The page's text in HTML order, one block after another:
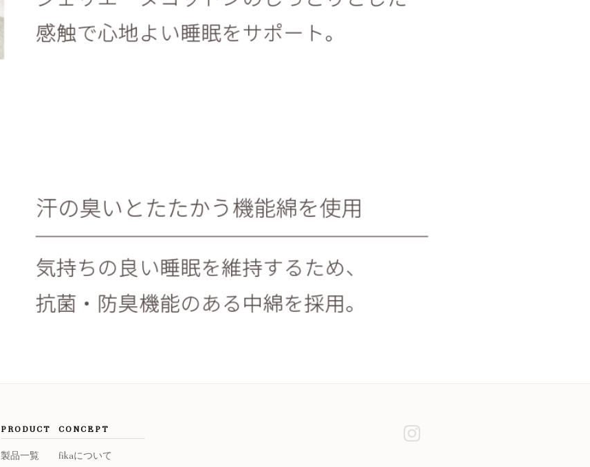
PRODUCT
製品一覧
CONCEPT
fikaについて